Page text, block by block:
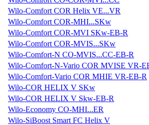
Wilo-Comfort COR Helix VE...VR
Wilo-Comfort COR-MHI...SKw
Wilo-Comfort COR-MVI SKw-EB-R
Wilo-Comfort COR-MVIS...SKw
Wilo-Comfort-N CO-MVIS...CC-EB-R
Wilo-Comfort-N-Vario COR MVISE VR-
Wilo-Comfort-Vario COR MHIE VR-EB-R
Wilo-COR HELIX V SKw
Wilo-COR HELIX V Skw-EB-R
Wilo-Economy CO-MHI...ER
Wilo-SiBoost Smart FC Helix V